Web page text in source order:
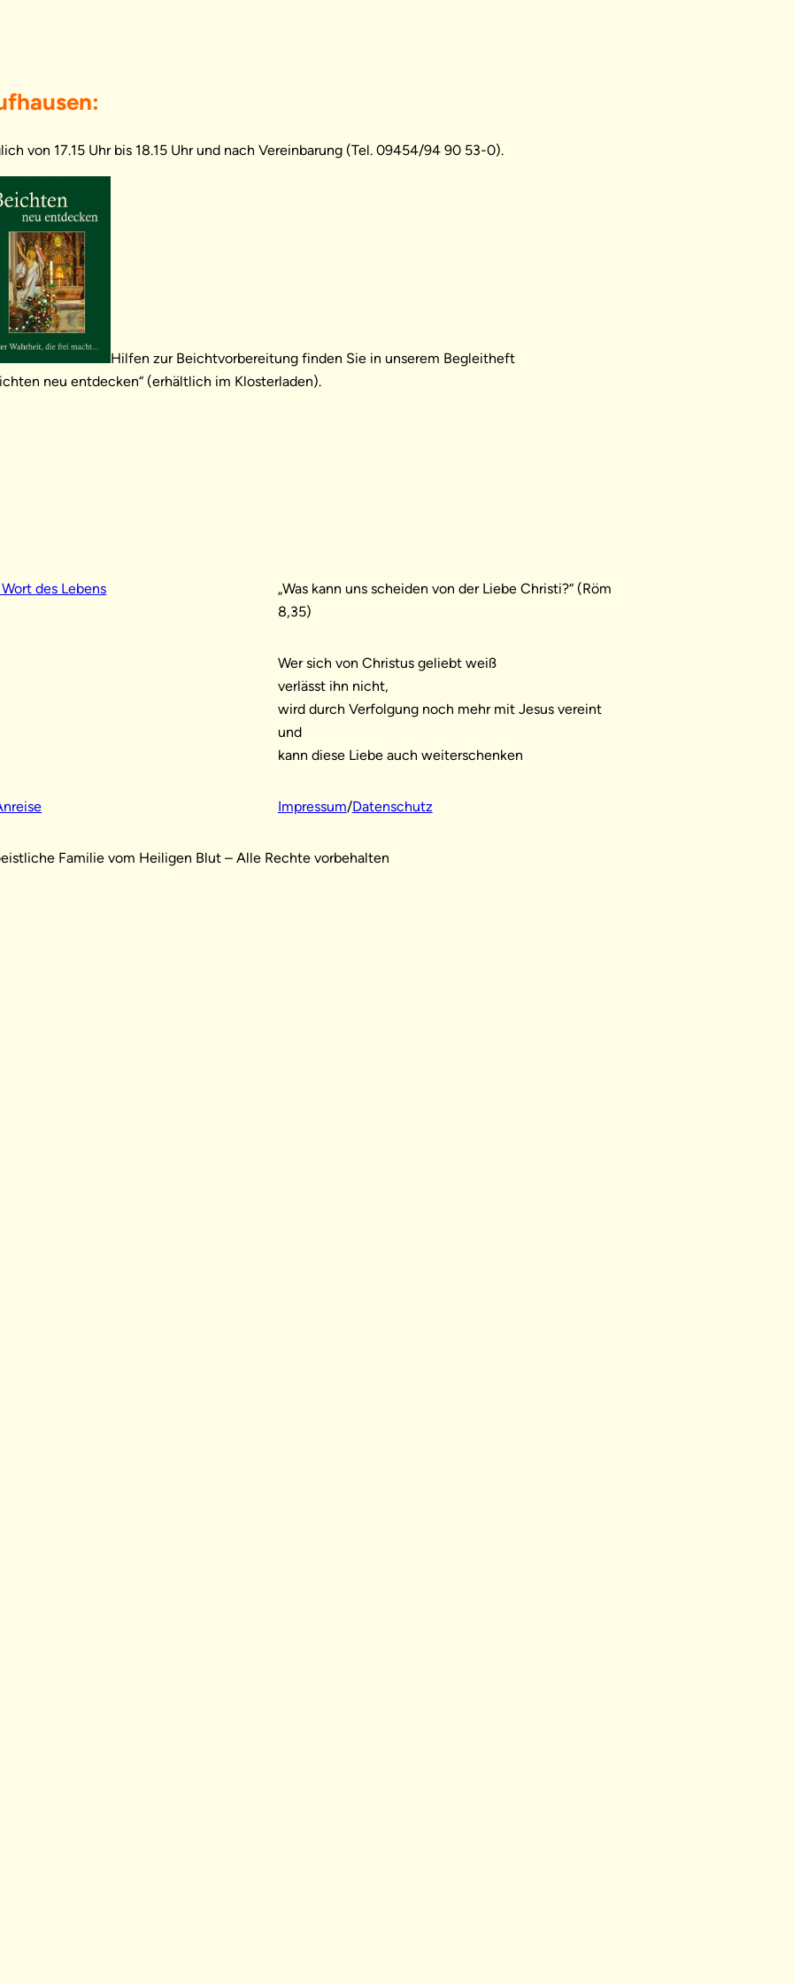
von 17.15 Uhr bis 18.15 Uhr und nach Vereinbarung (Tel. 09454/94 90 53-0).
Hilfen zur Beichtvorbereitung finden Sie in unserem Begleitheft
neu entdecken“ (erhältlich im Klosterladen).
des Lebens
„Was kann uns scheiden von der Liebe Christi?“ (Röm
8,35)
Wer sich von Christus geliebt weiß
verlässt ihn nicht,
wird durch Verfolgung noch mehr mit Jesus vereint
und
kann diese Liebe auch weiterschenken
Impressum/Datenschutz
Familie vom Heiligen Blut – Alle Rechte vorbehalten